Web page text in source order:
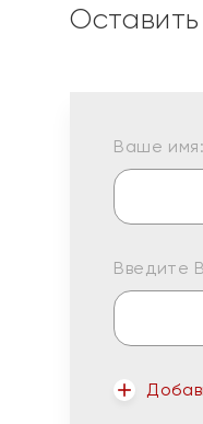
Ваше имя:
Введите